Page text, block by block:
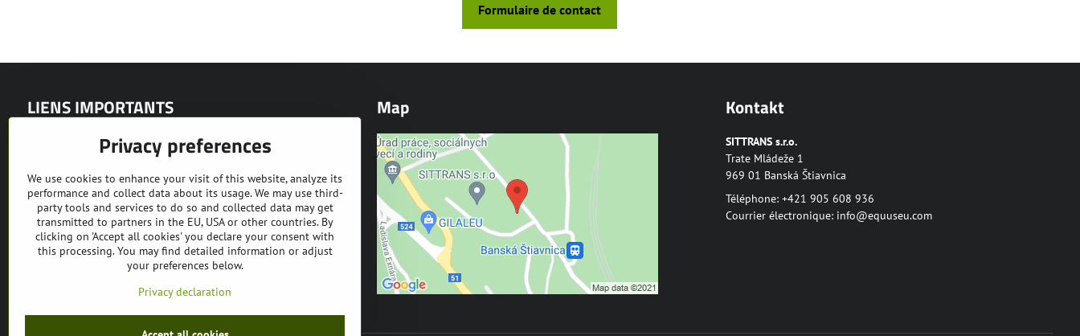
Formulaire de contact
LIENS IMPORTANTS
Événements et foires
Présentations vidéo
Partenaire
Machines d'occasion
Map Kontakt
SITTRANS s.r.o.
Trate Mládeže 1
969 01 Banská Štiavnica
Téléphone: +421 905 608 936
Courrier électronique: info@equuseu.com
Privacy preferences
We use cookies to enhance your visit of this website, analyze its
performance and collect data about its usage. We may use third-
party tools and services to do so and collected data may get
transmitted to partners in the EU, USA or other countries. By
clicking on 'Accept all cookies' you declare your consent with
this processing. You may find detailed information or adjust
your preferences below.
Privacy declaration